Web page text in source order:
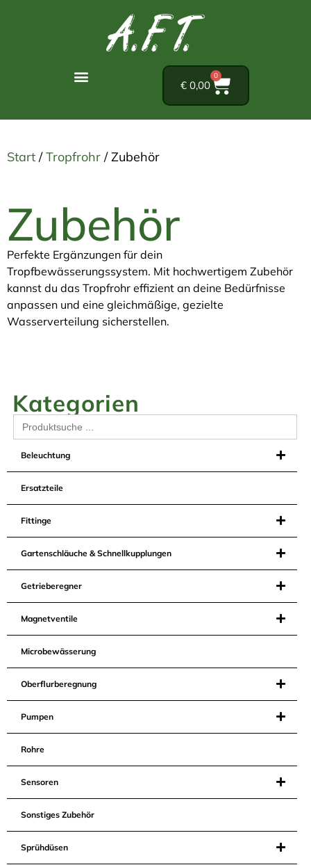
€ 0,00
0
Start /Tropfrohr / Zubehör
Zubehör
Perfekte Ergänzungen für dein
Tropfbewässerungssystem. Mit hochwertigem Zubehör
kannst du das Tropfrohr effizient an deine Bedürfnisse
anpassen und eine gleichmäßige, gezielte
Wasserverteilung sicherstellen.
Kategorien
Search
for:
Beleuchtung
Ersatzteile
Fittinge
Gartenschläuche & Schnellkupplungen
Getrieberegner
Magnetventile
Microbewässerung
Oberflurberegnung
Pumpen
Rohre
Sensoren
Sonstiges Zubehör
Sprühdüsen